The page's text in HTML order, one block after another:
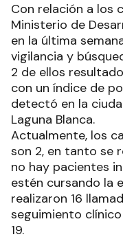
Con relación a los
Ministerio de
en la última
vigilancia y
2 de ellos
con un índice de
detectó en la
Laguna Blanca.
Actualmente, los
son 2, en tanto se
no hay pacientes
estén cursando la
realizaron 16
seguimiento
19.